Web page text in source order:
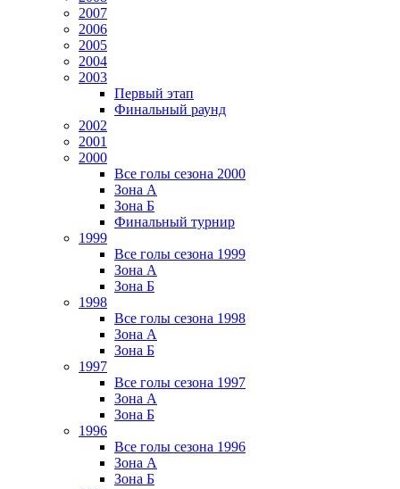
2007
2006
2005
2004
2003
Первый этап
Финальный раунд
2002
2001
2000
Все голы сезона 2000
Зона А
Зона Б
Финальный турнир
1999
Все голы сезона 1999
Зона А
Зона Б
1998
Все голы сезона 1998
Зона А
Зона Б
1997
Все голы сезона 1997
Зона А
Зона Б
1996
Все голы сезона 1996
Зона А
Зона Б